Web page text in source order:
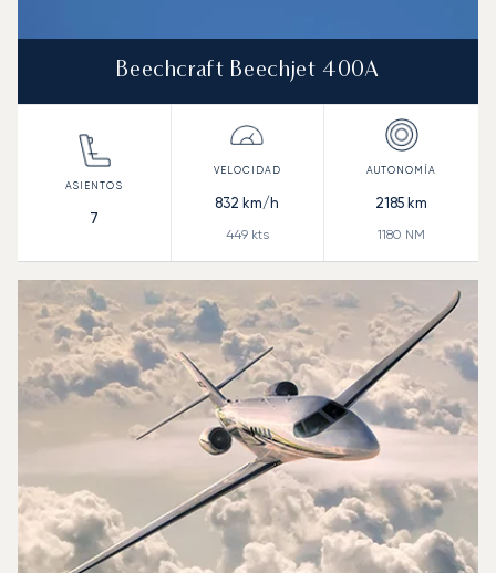
Beechcraft Beechjet 400A
7
832 km/h
449kts
2185 km
1180 NM